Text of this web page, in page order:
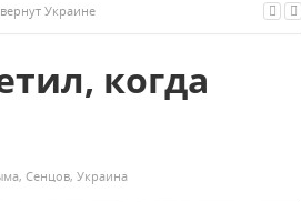
Украине
когда
, Сенцов, Украина